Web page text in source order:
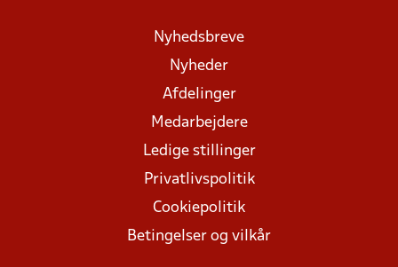
Nyhedsbreve
Nyheder
Afdelinger
Medarbejdere
Ledige stillinger
Privatlivspolitik
Cookiepolitik
Betingelser og vilkår